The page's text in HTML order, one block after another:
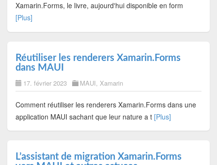
Xamarin.Forms, le livre, aujourd'hui disponible en form
[Plus]
Réutiliser les renderers Xamarin.Forms
dans MAUI
17. février 2023 MAUI, Xamarin
Comment réutiliser les renderers Xamarin.Forms dans une
application MAUI sachant que leur nature a t [Plus]
L’assistant de migration Xamarin.Forms